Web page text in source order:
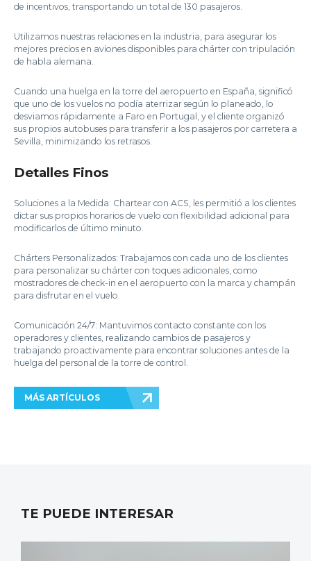
de incentivos, transportando un total de 130 pasajeros.
Utilizamos nuestras relaciones en la industria, para asegurar los
mejores precios en aviones disponibles para chárter con tripulación
de habla alemana.
Cuando una huelga en la torre del aeropuerto en España, significó
que uno de los vuelos no podía aterrizar según lo planeado, lo
desviamos rápidamente a Faro en Portugal, y el cliente organizó
sus propios autobuses para transferir a los pasajeros por carretera a
Sevilla, minimizando los retrasos.
Detalles Finos
Soluciones a la Medida: Chartear con ACS, les permitió a los clientes
dictar sus propios horarios de vuelo con flexibilidad adicional para
modificarlos de último minuto.
Chárters Personalizados: Trabajamos con cada uno de los clientes
para personalizar su chárter con toques adicionales, como
mostradores de check-in en el aeropuerto con la marca y champán
para disfrutar en el vuelo.
Comunicación 24/7: Mantuvimos contacto constante con los
operadores y clientes, realizando cambios de pasajeros y
trabajando proactivamente para encontrar soluciones antes de la
huelga del personal de la torre de control.
MÁS ARTÍCULOS
TE PUEDE INTERESAR